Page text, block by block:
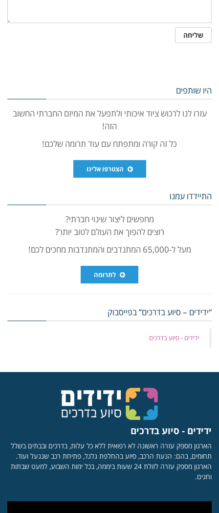
היו שותפים
עזרו לנו לרכוש ציוד איכותי ולתפעל את המיזם החברתי החשוב
הזה!
כל זה קורה ומתפתח עם עוד תרומה שלכם!
הצטרפו אלינו
התיידדו עמנו
מחפשים ליצור שינוי חברתי?
רוצים להפוך את העולם לטוב יותר?
מעל ל-65,000 המתנדבים והמתנדבות מחכים לכם!
לתרומה
“ידידים – סיוע בדרכים” בפייסבוק
‏ידידים - סיוע בדרכים
ידידים - סיוע בדרכים
הארגון מספק עזרה ראשונה לא רפואית ללא כל עלות, בדרכים ובבתים בשלל
תחומים, בהם: הנעת הרכב, סיוע בהחלפת גלגל, פתיחת רכב שננעל ועוד.
הארגון מספק עזרה לזולת 24 שעות ביממה, בכל ימות השבוע, למעט שבתות
וחגים.